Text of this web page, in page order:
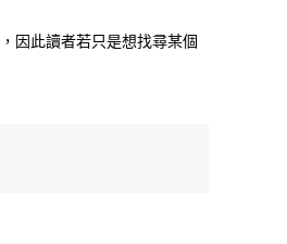
因此讀者若只是想找尋某個